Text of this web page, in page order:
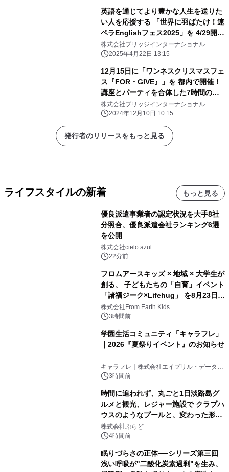
英語を通じてより豊かな人生を送りた
い人を応援する 「世界に羽ばたけ！速
ペラEnglishフェス2025」を 4/29開催
(参加無料)
株式会社ブリッジインターナショナル
2025年4月22日 13:15
12月15日に「ワンネスクリスマスフェ
ス『FOR・GIVE』」を 都内で開催！
講座とパーティを合体した7時間の体
験型イベント
株式会社ブリッジインターナショナル
2024年12月10日 10:15
発行者のリリースをもっと見る
ライフスタイルの新着 もっと見る
優良派遣事業者の認定状況を大手8社
分照合、優良派遣会社ランキング6選
を公開
株式会社cielo azul
22分前
フロムアースキッズ × 地域 × 大学生が
創る、 子どもたちの「自育」イベント
「諸福ジーク×Lifehug」 を8月23日
(日)開催
株式会社From Earth Kids
3時間前
学園生活コミュニティ「キャラフレ」
｜2026『夏祭りイベント』のお知らせ
キャラフレ｜株式会社エイプリル・データ・
デザインズ
3時間前
時間に追われず、丸ごと1日淡路島グ
ルメと観光、レジャー施設で クラブハ
ウスのようなプールと、変わった形の
サウナも 「THE BOXY AWAJI」のお
得な素泊まり連泊プランで
株式会社ぷらど
4時間前
眠りづらさの正体──シリーズ第三回
浅い呼吸が"二酸化炭素過剰"を生み、